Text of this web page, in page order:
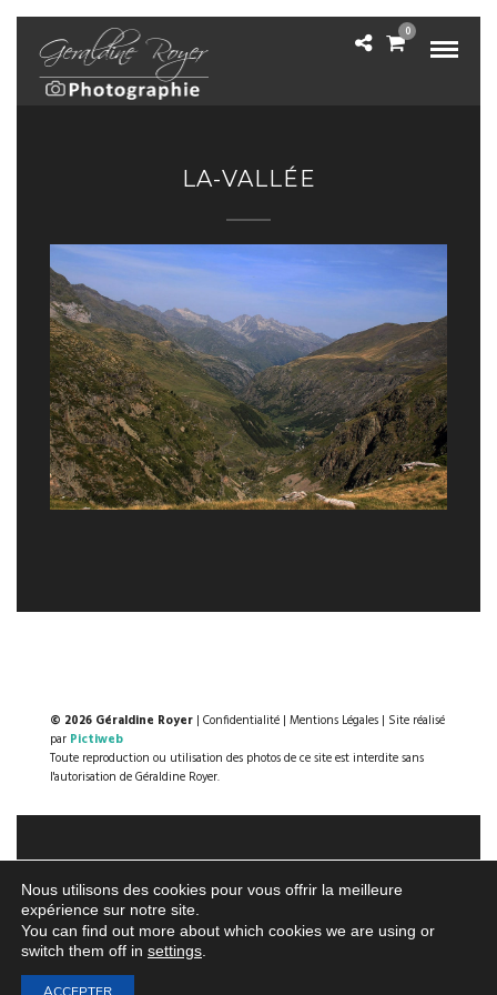
0
LA-VALLÉE
© 2026 Géraldine Royer | Confidentialité | Mentions Légales | Site réalisé
par Pictiweb
Toute reproduction ou utilisation des photos de ce site est interdite sans
l'autorisation de Géraldine Royer.
Nous utilisons des cookies pour vous offrir la meilleure
expérience sur notre site.
You can find out more about which cookies we are using or
switch them off in settings